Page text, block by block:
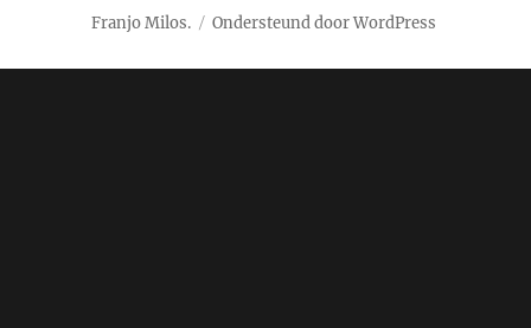
Franjo Milos. Ondersteund door WordPress